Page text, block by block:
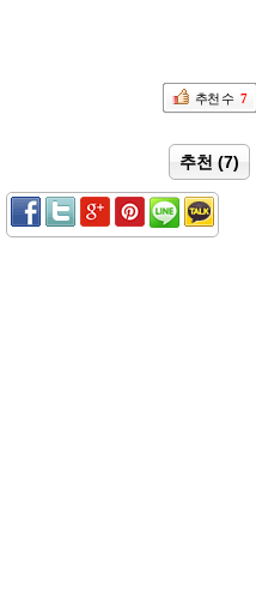
추천 수 7
추천 (7)